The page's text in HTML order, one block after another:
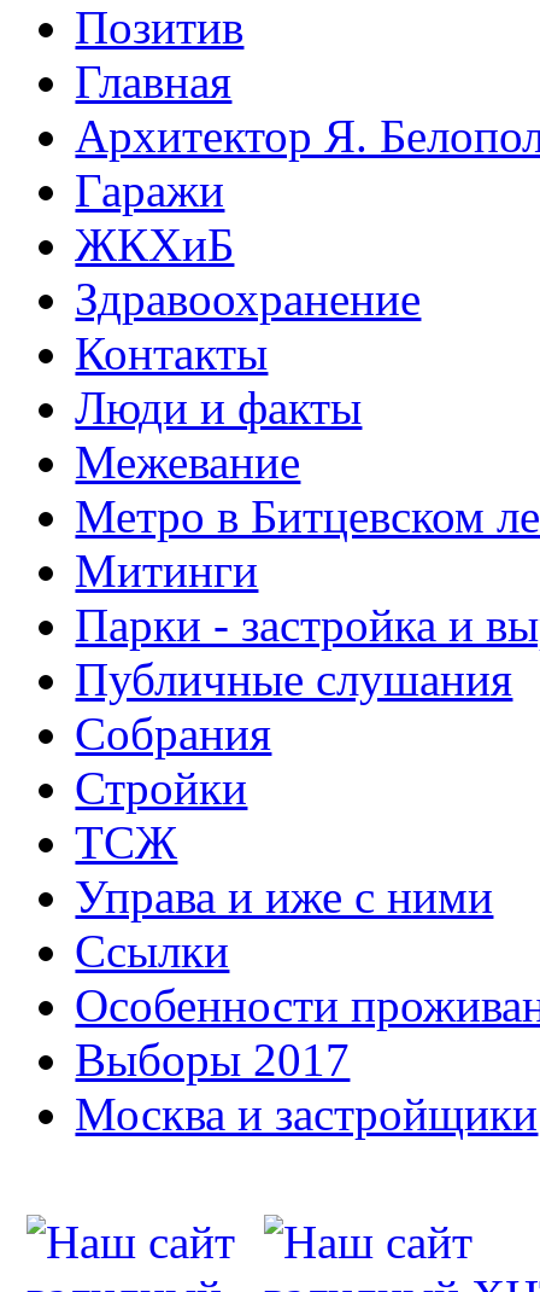
Позитив
Главная
Архитектор Я.
Гаражи
ЖКХиБ
Здравоохранение
Контакты
Люди и факты
Межевание
Метро в Битцевском
Митинги
Парки - застройка и
Публичные слушания
Собрания
Стройки
ТСЖ
Управа и иже с ними
Ссылки
Особенности
Выборы 2017
Москва и застройщики